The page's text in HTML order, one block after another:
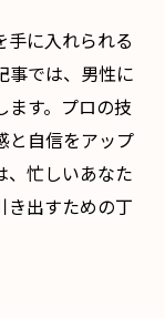
手に入れられる
事では、男性に
ます。プロの技
と自信をアップ
、忙しいあなた
き出すための丁